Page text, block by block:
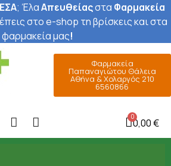
; ΈλαΑπευθείαςστα Φαρμακεία
στο e-shop τη βρίσκεις και στα
φαρμακεία μας!
Φαρμακεία
Παπαναγιώτου Θάλεια
Αθήνα & Χολαργός 210
6560866
0,00 €